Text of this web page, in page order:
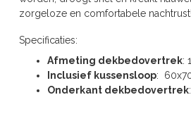
zorgeloze en comfortabele nachtrust!
Specificaties:
Afmeting dekbedovertrek:
Inclusief kussensloop:
Onderkant dekbedovertrek